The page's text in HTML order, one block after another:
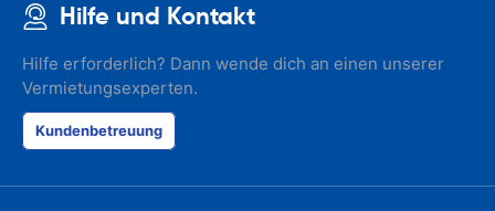
Hilfe und Kontakt
Hilfe erforderlich? Dann wende dich an einen unserer
Vermietungsexperten.
Kundenbetreuung